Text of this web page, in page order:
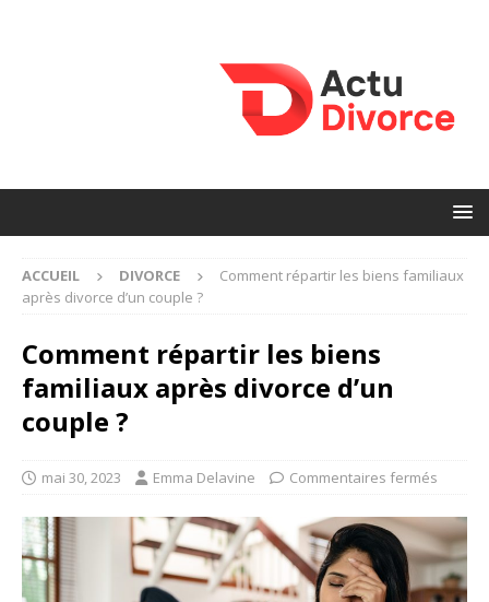
ACCUEIL DIVORCE
Comment répartir les biens familiaux
après divorce d’un couple ?
Comment répartir les biens
familiaux après divorce d’un
couple ?
mai 30, 2023 Emma Delavine Commentaires fermés